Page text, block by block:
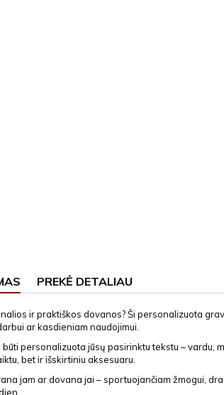
PREKĖ DETALIAU
ir praktiškos dovanos? Ši personalizuota
ar kasdieniam naudojimui.
būti personalizuota jūsų pasirinktu tekstu – vardu,
bet ir išskirtiniu aksesuaru.
jam ar dovana jai – sportuojančiam žmogui,